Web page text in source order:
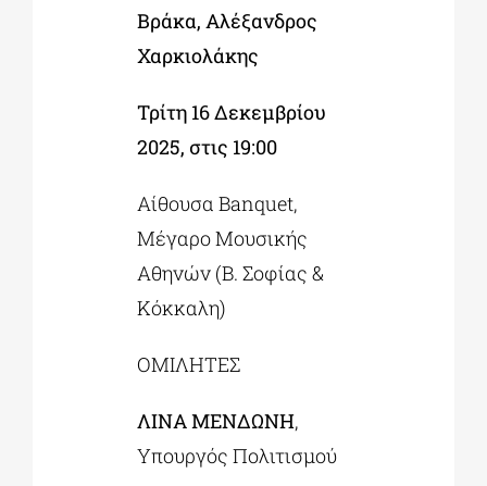
Βράκα, Αλέξανδρος
Χαρκιολάκης
Τρίτη 16 Δεκεμβρίου
2025, στις 19:00
Αίθουσα Banquet,
Μέγαρο Μουσικής
Αθηνών (Β. Σοφίας &
Κόκκαλη)
ΟΜΙΛΗΤΕΣ
ΛΙΝΑ ΜΕΝΔΩΝΗ,
Υπουργός Πολιτισμού